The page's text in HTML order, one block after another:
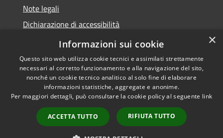
Note legali
Dichiarazione di accessibilità
Piano di miglioramento del sito
Accessibility
Copyright © 2026 • Comune di
Scandiano • Powered by
Municipium•
Admin
access
×
Informazioni sui cookie
Questo sito web utilizza cookie tecnici e assimilati strettamente
necessari al corretto funzionamento e alla navigazione del sito,
nonché un cookie tecnico analitico al solo fine di elaborare
informazioni statistiche, aggregate e anonime.
Per maggiori dettagli, può consultare la cookie policy al seguente link
ACCETTA TUTTO RIFIUTA TUTTO